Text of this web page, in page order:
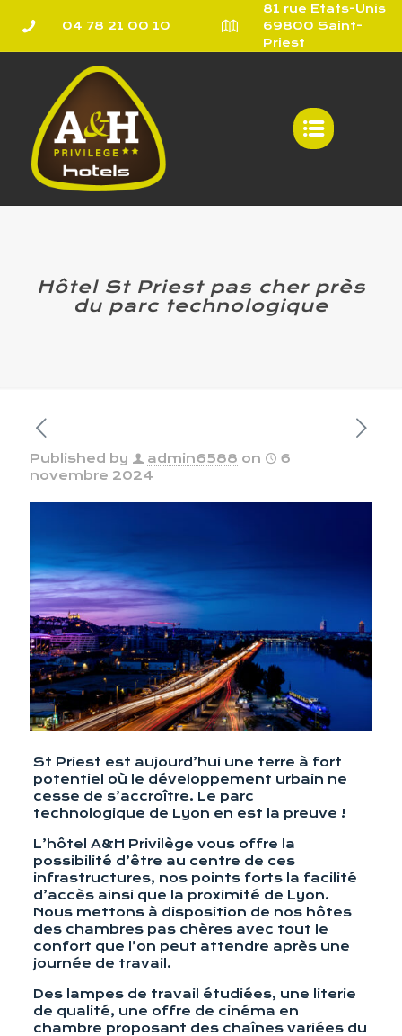
04 78 21 00 10
81 rue Etats-Unis
69800 Saint-
Priest
Hôtel St Priest pas cher près
du parc technologique
Published by admin6588 on
6
novembre 2024
St Priest est aujourd’hui une terre à fort
potentiel où le développement urbain ne
cesse de s’accroître. Le parc
technologique de Lyon en est la preuve !
L’hôtel A&H Privilège vous offre la
possibilité d’être au centre de ces
infrastructures, nos points forts la facilité
d’accès ainsi que la proximité de Lyon.
Nous mettons à disposition de nos hôtes
des chambres pas chères avec tout le
confort que l’on peut attendre après une
journée de travail.
Des lampes de travail étudiées, une literie
de qualité, une offre de cinéma en
chambre proposant des chaînes variées du